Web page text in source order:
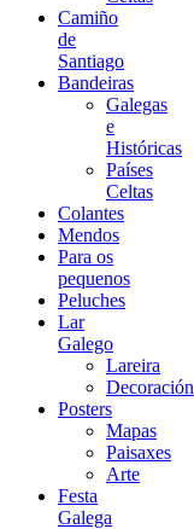
Camiño
de
Santiago
Bandeiras
Galegas
e
Históricas
Países
Celtas
Colantes
Mendos
Para os
pequenos
Peluches
Lar
Galego
Lareira
Decoración
Posters
Mapas
Paisaxes
Arte
Festa
Galega